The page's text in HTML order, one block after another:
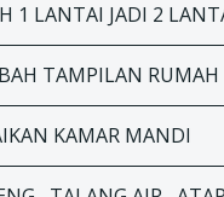
1 LANTAI JADI 2
TAMPILAN RUMAH
KAMAR MANDI